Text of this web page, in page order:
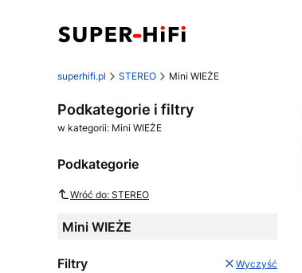
superhifi.pl STEREO Mini WIEŻE
Podkategorie i filtry
w kategorii: Mini WIEŻE
Podkategorie
Wróć do: STEREO
Mini WIEŻE
Filtry Wyczyść